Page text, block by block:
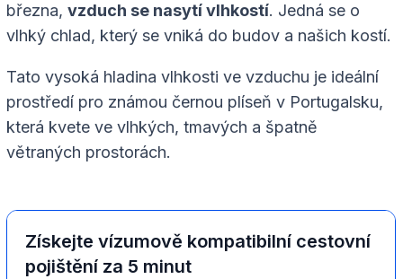
března, vzduch se nasytí vlhkostí. Jedná se o
vlhký chlad, který se vniká do budov a našich kostí.
Tato vysoká hladina vlhkosti ve vzduchu je ideální
prostředí pro známou černou plíseň v Portugalsku,
která kvete ve vlhkých, tmavých a špatně
větraných prostorách.
Získejte vízumově kompatibilní cestovní
pojištění za 5 minut